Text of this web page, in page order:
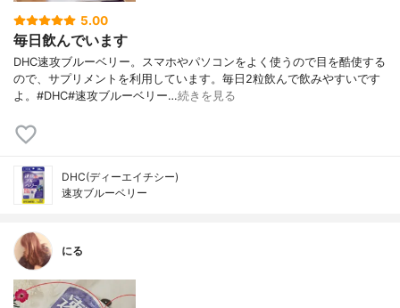
5.00
毎日飲んでいます
DHC速攻ブルーベリー。スマホやパソコンをよく使うので目を酷使する
ので、サプリメントを利用しています。毎日2粒飲んで飲みやすいです
よ。#DHC#速攻ブルーベリー…続きを見る
DHC(ディーエイチシー)
速攻ブルーベリー
にる